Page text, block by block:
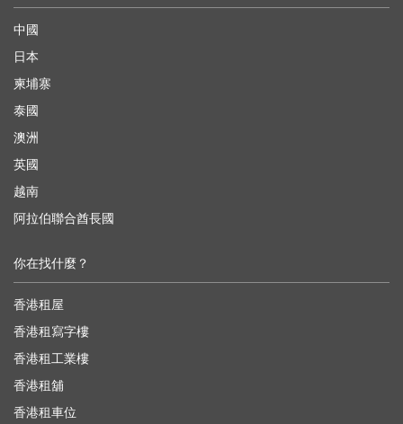
中國
日本
柬埔寨
泰國
澳洲
英國
越南
阿拉伯聯合酋長國
你在找什麼？
香港租屋
香港租寫字樓
香港租工業樓
香港租舖
香港租車位